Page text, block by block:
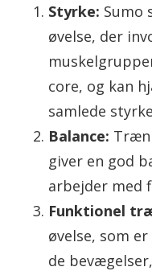
Styrke: Sumo
øvelse, der
core, og kan
samlede
Balance:
giver en god
arbejder med
Funktionel
øvelse, som
de